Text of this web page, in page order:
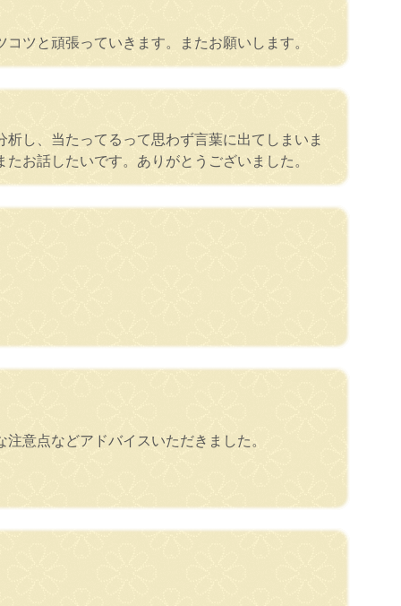
ツと頑張っていきます。またお願いします。
し、当たってるって思わず言葉に出てしまいま
お話したいです。ありがとうございました。
意点などアドバイスいただきました。